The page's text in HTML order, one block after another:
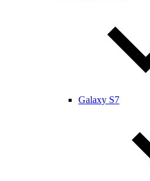
Galaxy S7